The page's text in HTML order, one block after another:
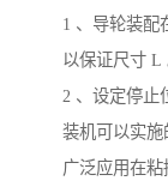
1 、导轮装配
以保证尺寸 L
2 、设定停止
装机可以实施
广泛应用在